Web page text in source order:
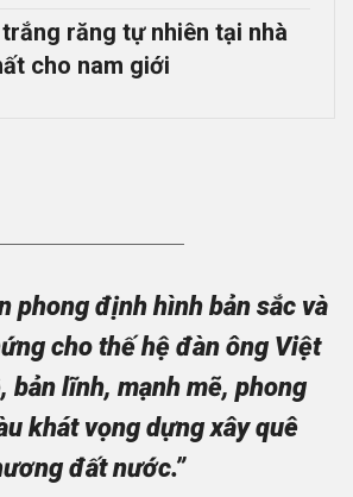
răng tự nhiên tại nhà
cho nam giới
phong định hình bản sắc và
cho thế hệ đàn ông Việt
bản lĩnh, mạnh mẽ, phong
khát vọng dựng xây quê
đất nước.”